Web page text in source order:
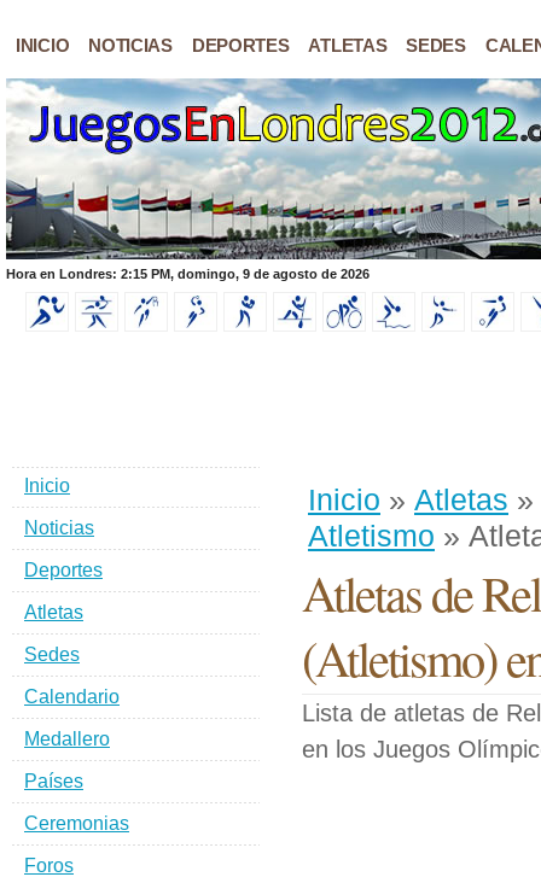
INICIO NOTICIAS DEPORTES ATLETAS SEDES
Hora en Londres: 2:15 PM, domingo, 9 de agosto de 2026
Inicio » Atletas »
Atletismo »
Atletas de
(Atletismo)
Lista de atletas de
en los Juegos
Inicio
Noticias
Deportes
Atletas
Sedes
Calendario
Medallero
Países
Ceremonias
Foros